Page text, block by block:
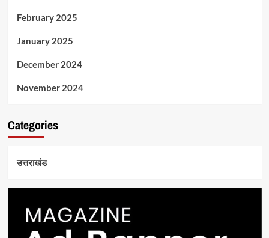
February 2025
January 2025
December 2024
November 2024
Categories
उत्तराखंड